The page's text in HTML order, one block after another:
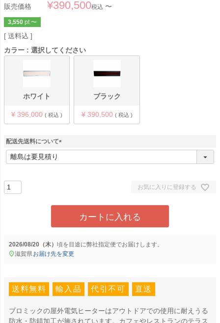
販売価格 ¥390,500税込 〜
3,550 pt 〜
送料込
カラー
選択してください
ホワイト
¥ 396,000 税込
ブラック
¥ 390,500 税込
配送先送料について
(
お気に入りに登録する
カートに入れる
2026/08/20（木） に弊社指定便でお届けします。
滋賀県お届け先を変更
送料無料 輸入品 代引不可 直送
ブロミックの屋外電気ヒーターはアウトドアでの使用に耐えうる
防水・防錆加工が施されています。カフェやレストランのテラス